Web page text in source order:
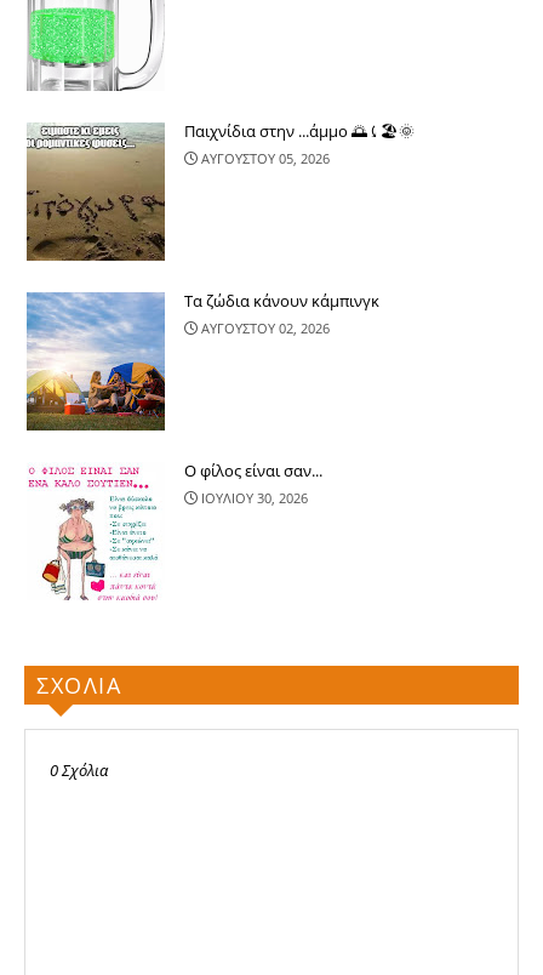
Παιχνίδια στην ...άμμο 🌅⤹🏖🌞
ΑΥΓΟΥΣΤΟΥ 05, 2026
Τα ζώδια κάνουν κάμπινγκ
ΑΥΓΟΥΣΤΟΥ 02, 2026
Ο φίλος είναι σαν...
ΙΟΥΛΙΟΥ 30, 2026
ΣΧΟΛΙΑ
0 Σχόλια